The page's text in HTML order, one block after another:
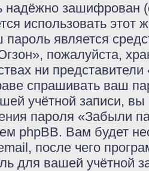
надёжно зашифрован
использовать этот
является
пожалуйста,
ни
спрашивать ваш
учётной записи,
пароля «Забыли
phpBB. Вам будет
после чего
для вашей учётной